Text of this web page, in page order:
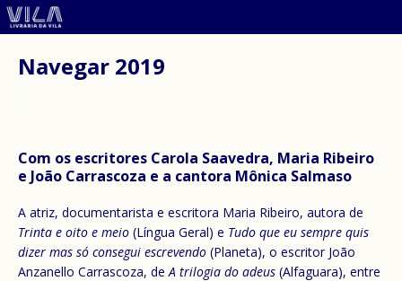
Navegar 2019
Com os escritores Carola Saavedra, Maria Ribeiro
e João Carrascoza e a cantora Mônica Salmaso
A atriz, documentarista e escritora Maria Ribeiro, autora de
Trinta e oito e meio (Língua Geral) e Tudo que eu sempre quis
dizer mas só consegui escrevendo (Planeta), o escritor João
Anzanello Carrascoza, de A trilogia do adeus (Alfaguara), entre